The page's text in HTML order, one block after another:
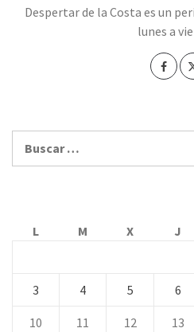
Despertar de la Costa es un
lunes a
L
M X J
3 4 5 6
10 11 12 13